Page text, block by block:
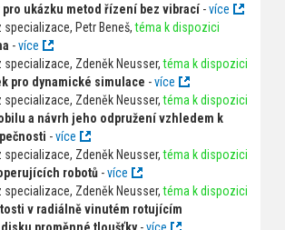
pro ukázku metod řízení bez vibrací-více
specializace, Petr Beneš,téma k dispozici
-více
specializace, Zdeněk Neusser,téma k dispozici
pro dynamické simulace -více
specializace, Zdeněk Neusser,téma k dispozici
a návrh jeho odpružení vzhledem k
-více
specializace, Zdeněk Neusser,téma k dispozici
robotů-více
specializace, Zdeněk Neusser,téma k dispozici
v radiálně vinutém rotujícím